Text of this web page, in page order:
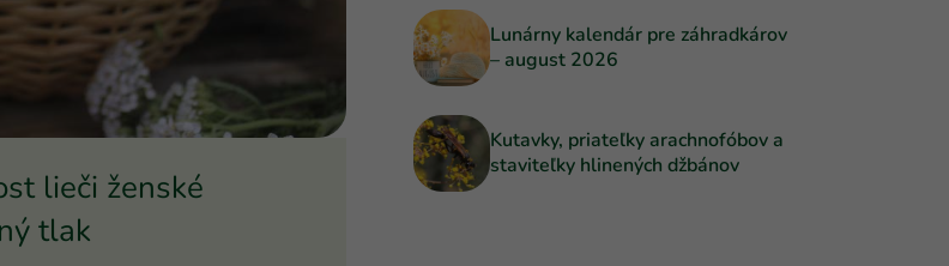
lieči ženské
tlak
Lunárny kalendár pre záhradkárov
– august 2026
Kutavky, priateľky arachnofóbov a
staviteľky hlinených džbánov